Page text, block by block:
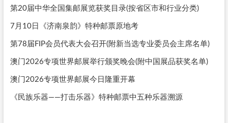
第20届中华全国集邮展览获奖目录(按省区市和行业分类)
7月10日《济南泉韵》特种邮票原地考
第78届FIP会员代表大会召开(附新当选专业委员会主席名单)
澳门2026专项世界邮展举行颁奖晚会(附中国展品获奖名单)
澳门2026专项世界邮展今日隆重开幕
《民族乐器——打击乐器》特种邮票中五种乐器溯源